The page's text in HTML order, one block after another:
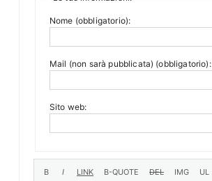
Nome (obbligatorio):
Mail (non sarà pubblicata) (obbligatorio):
Sito web: